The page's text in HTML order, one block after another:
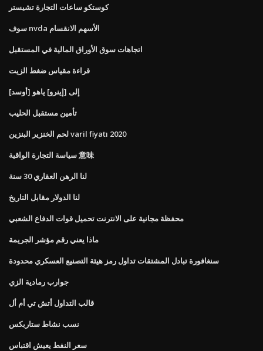
كوستكو ساعات التجارة تشيستر
سوف nvda الأسهم الانقسام
اتجاهات سوق الأوراق المالية في المستقبل
قراءة مقياس ضغط الزيت
[أوسد] إلى [إينرو] ياهو
تأمين مستقبل الحليب
لحم الخنزير البنزين varil fiyatı 2020
سياسة التجارة الواقية 意味
لنا الرهن العقاري 30 سنة
لنا الدولار مقابل التاريخ
محفظة مجانية على الانترنت تحميل قوات الدفاع الشعبي
ماذا يعني رقم مؤشر الجريمة
سنغافورة تبادل المشتقات تداول رمز هيئة التصنيع العسكري محدودة
جوارب رمادية الزي
قالب التداول أتش تي أم أل
نسب نشاط ستاربكس
سعر النفط يعيش اقتباس